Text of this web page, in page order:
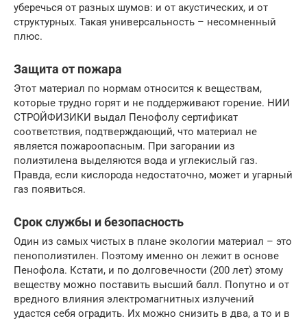
уберечься от разных шумов: и от акустических, и от
структурных. Такая универсальность – несомненный
плюс.
Защита от пожара
Этот материал по нормам относится к веществам,
которые трудно горят и не поддерживают горение. НИИ
СТРОЙФИЗИКИ выдал Пенофолу сертификат
соответствия, подтверждающий, что материал не
является пожароопасным. При загорании из
полиэтилена выделяются вода и углекислый газ.
Правда, если кислорода недостаточно, может и угарный
газ появиться.
Срок службы и безопасность
Один из самых чистых в плане экологии материал – это
пенополиэтилен. Поэтому именно он лежит в основе
Пенофола. Кстати, и по долговечности (200 лет) этому
веществу можно поставить высший балл. Попутно и от
вредного влияния электромагнитных излучений
удастся себя оградить. Их можно снизить в два, а то и в